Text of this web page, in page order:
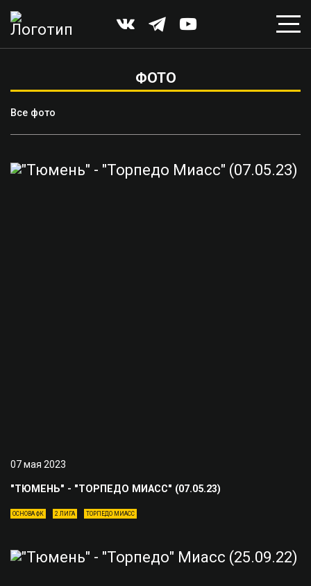
ФОТО
Все фото
07 мая 2023
"ТЮМЕНЬ" - "ТОРПЕДО МИАСС" (07.05.23)
ОСНОВА ФК 2 ЛИГА ТОРПЕДО МИАСС